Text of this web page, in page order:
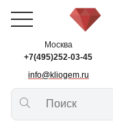
Москва
+7(495)252-03-45
info@kliogem.ru